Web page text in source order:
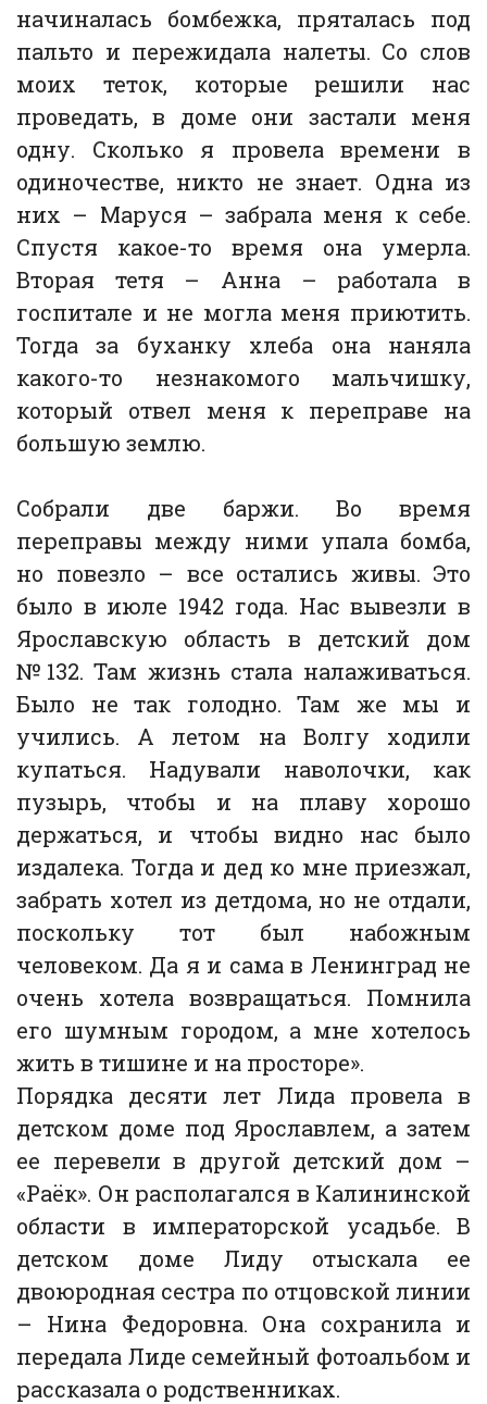
начиналась бомбежка, пряталась под
пальто и пережидала налеты. Со слов
моих теток, которые решили нас
проведать, в доме они застали меня
одну. Сколько я провела времени в
одиночестве, никто не знает. Одна из
них – Маруся – забрала меня к себе.
Спустя какое-то время она умерла.
Вторая тетя – Анна – работала в
госпитале и не могла меня приютить.
Тогда за буханку хлеба она наняла
какого-то незнакомого мальчишку,
который отвел меня к переправе на
большую землю.
Собрали две баржи. Во время
переправы между ними упала бомба,
но повезло – все остались живы. Это
было в июле 1942 года. Нас вывезли в
Ярославскую область в детский дом
№132. Там жизнь стала налаживаться.
Было не так голодно. Там же мы и
учились. А летом на Волгу ходили
купаться. Надували наволочки, как
пузырь, чтобы и на плаву хорошо
держаться, и чтобы видно нас было
издалека. Тогда и дед ко мне приезжал,
забрать хотел из детдома, но не отдали,
поскольку тот был набожным
человеком. Да я и сама в Ленинград не
очень хотела возвращаться. Помнила
его шумным городом, а мне хотелось
жить в тишине и на просторе».
Порядка десяти лет Лида провела в
детском доме под Ярославлем, а затем
ее перевели в другой детский дом –
«Раёк». Он располагался в Калининской
области в императорской усадьбе. В
детском доме Лиду отыскала ее
двоюродная сестра по отцовской линии
– Нина Федоровна. Она сохранила и
передала Лиде семейный фотоальбом и
рассказала о родственниках.